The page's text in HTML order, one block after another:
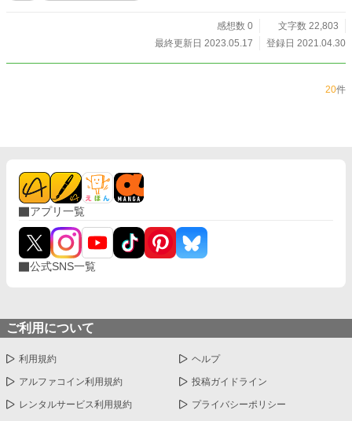
感想数 0
文字数 22,803
最終更新日 2023.05.17
登録日 2021.04.30
20件
アプリ一覧
公式SNS一覧
ご利用について
利用規約 ヘルプ
アルファコイン利用規約 投稿ガイドライン
レンタルサービス利用規約 プライバシーポリシー